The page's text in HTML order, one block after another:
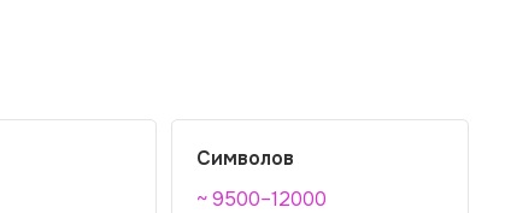
Символов
~ 9500–12000